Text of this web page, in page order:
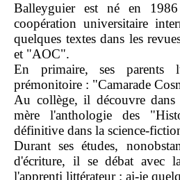
Balleyguier est né en
coopération universitaire
quelques textes dans les
et "AOC".
En primaire, ses
prémonitoire : "Camarade
Au collège, il découvre
mère l'anthologie des
définitive dans la science-
Durant ses études,
d'écriture, il se débat avec
l'apprenti littérateur : ai-je